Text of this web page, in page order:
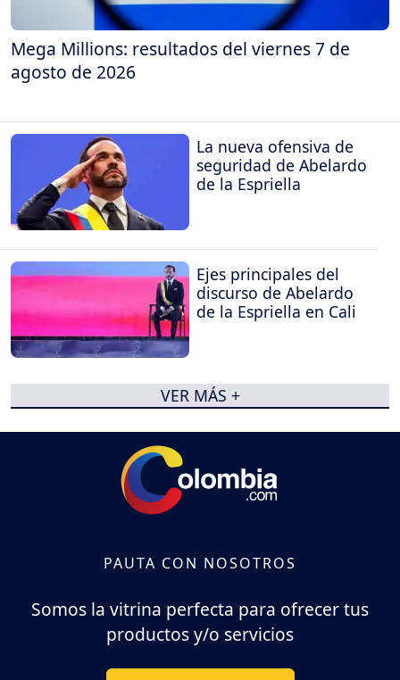
Mega Millions: resultados del viernes 7 de
agosto de 2026
La nueva ofensiva de
seguridad de Abelardo
de la Espriella
Ejes principales del
discurso de Abelardo
de la Espriella en Cali
VER MÁS +
PAUTA CON NOSOTROS
Somos la vitrina perfecta para ofrecer tus
productos y/o servicios